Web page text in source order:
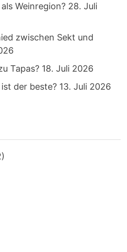
Weinregion? 28. Juli
zwischen Sekt und
Tapas? 18. Juli 2026
der beste? 13. Juli 2026